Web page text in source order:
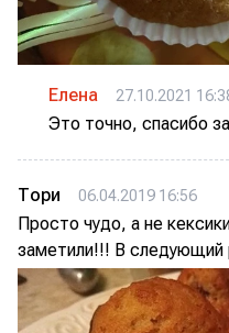
Елена 27.10.2021
Это точно, спасибо
Тори 06.04.2019 16:56
Просто чудо, а не
заметили!!! В следующий